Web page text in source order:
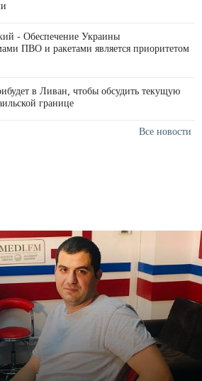
- Обеспечение Украины
ПВО и ракетами является приоритетом
в Ливан, чтобы обсудить текущую
границе
Все новости